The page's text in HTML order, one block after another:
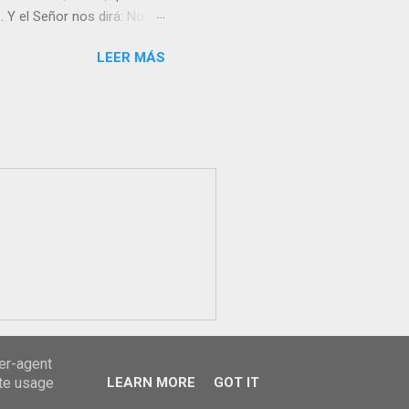
el Señor nos dirá: No
dejo a nadie sólo con
LEER MÁS
agent
usage
LEARN MORE GOT IT